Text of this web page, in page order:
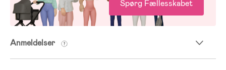
Spørg Fællesskabet
Anmeldelser